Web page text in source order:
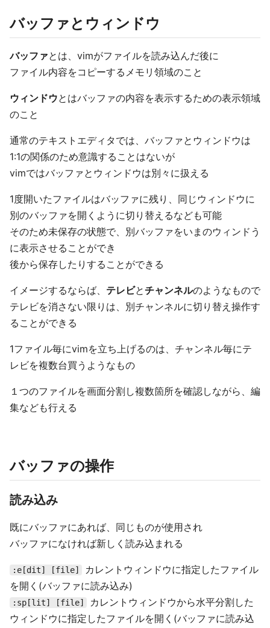
バッファとウィンドウ
バッファとは、vimがファイルを読み込んだ後に
ファイル内容をコピーするメモリ領域のこと
ウィンドウとはバッファの内容を表示するための表示領域
のこと
通常のテキストエディタでは、バッファとウィンドウは
1:1の関係のため意識することはないが
vimではバッファとウィンドウは別々に扱える
1度開いたファイルはバッファに残り、同じウィンドウに
別のバッファを開くように切り替えるなども可能
そのため未保存の状態で、別バッファをいまのウィンドう
に表示させることができ
後から保存したりすることができる
イメージするならば、 テレビとチャンネルのようなもので
テレビを消さない限りは、別チャンネルに切り替え操作す
ることができる
1ファイル毎にvimを立ち上げるのは、チャンネル毎にテ
レビを複数台買うようなもの
１つのファイルを画面分割し複数箇所を確認しながら、編
集なども行える
バッファの操作
読み込み
既にバッファにあれば、同じものが使用され
バッファになければ新しく読み込まれる
:e[dit] [file]
カレントウィンドウに指定したファイル
を開く(バッファに読み込み)
:sp[lit] [file]
カレントウィンドウから水平分割した
ウィンドウに指定したファイルを開く(バッファに読み込